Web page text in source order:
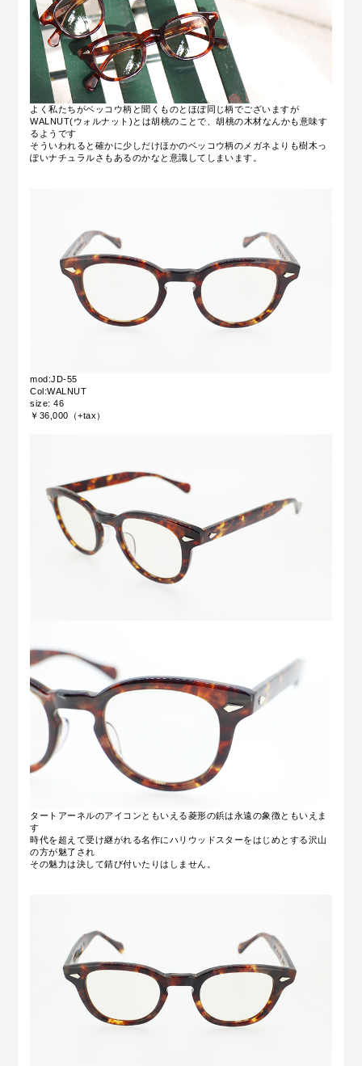
よく私たちがベッコウ柄と聞くものとほぼ同じ柄でございますが
WALNUT(ウォルナット)とは胡桃のことで、胡桃の木材なんかも意味す
るようです
そういわれると確かに少しだけほかのベッコウ柄のメガネよりも樹木っ
ぽいナチュラルさもあるのかなと意識してしまいます。
mod:JD-55
Col:WALNUT
size: 46
￥36,000（+tax）
タートアーネルのアイコンともいえる菱形の鋲は永遠の象徴ともいえま
す
時代を超えて受け継がれる名作にハリウッドスターをはじめとする沢山
の方が魅了され
その魅力は決して錆び付いたりはしません。